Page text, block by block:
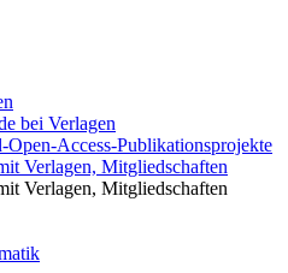
bei Verlagen
Open-Access-Publikationsprojekte
Verlagen, Mitgliedschaften
Verlagen, Mitgliedschaften